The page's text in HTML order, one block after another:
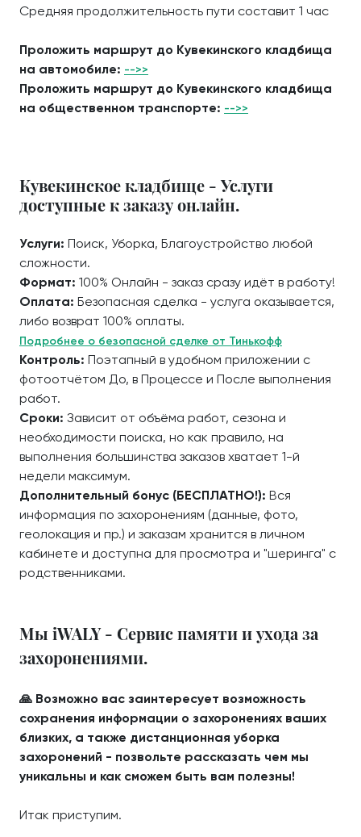
Средняя продолжительность пути составит 1 час
Проложить маршрут до Кувекинского кладбища
на автомобиле: -->>
Проложить маршрут до Кувекинского кладбища
на общественном транспорте: -->>
Кувекинское кладбище - Услуги
доступные к заказу онлайн.
Услуги: Поиск, Уборка, Благоустройство любой
сложности.
Формат: 100% Онлайн - заказ сразу идёт в работу!
Оплата: Безопасная сделка - услуга оказывается,
либо возврат 100% оплаты.
Подробнее о безопасной сделке от Тинькофф
Контроль: Поэтапный в удобном приложении с
фотоотчётом До, в Процессе и После выполнения
работ.
Сроки: Зависит от объёма работ, сезона и
необходимости поиска, но как правило, на
выполнения большинства заказов хватает 1-й
недели максимум.
Дополнительный бонус (БЕСПЛАТНО!): Вся
информация по захоронениям (данные, фото,
геолокация и пр.) и заказам хранится в личном
кабинете и доступна для просмотра и "шеринга" с
родственниками.
Мы iWALY - Сервис памяти и ухода за
захоронениями.
🙏 Возможно вас заинтересует возможность
сохранения информации о захоронениях ваших
близких, а также дистанционная уборка
захоронений - позвольте рассказать чем мы
уникальны и как сможем быть вам полезны!
Итак приступим.